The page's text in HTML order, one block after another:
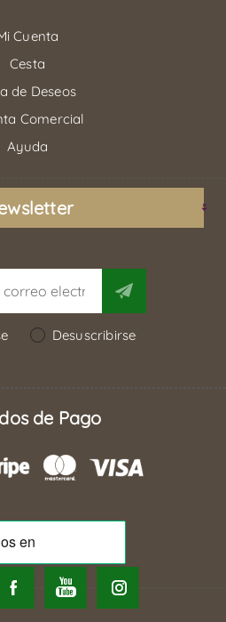
Cuenta
Cesta
de Deseos
Comercial
Ayuda
Desuscribirse
de Pago